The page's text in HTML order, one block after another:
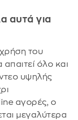
αυτά για
του
όλο και
υψηλής
αγορές, ο
μεγαλύτερα